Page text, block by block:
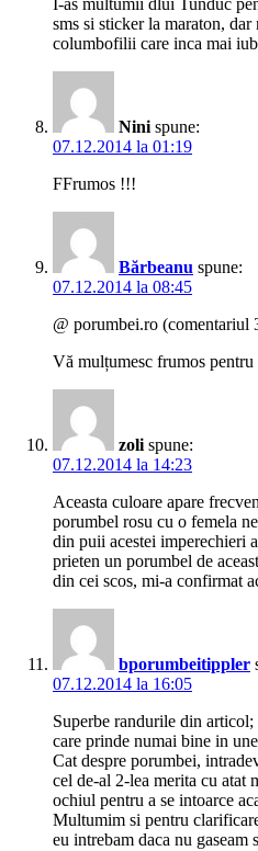
I-as multumii dlui Tunduc
sms si sticker la maraton,
columbofilii care inca mai
Nini spune:
07.12.2014 la 01:19
FFrumos !!!
Bărbeanu spune:
07.12.2014 la 08:45
@ porumbei.ro (comentariul
Vă mulțumesc frumos pentru
zoli spune:
07.12.2014 la 14:23
Aceasta culoare apare
porumbel rosu cu o femela
din puii acestei imperechieri
prieten un porumbel de
din cei scos, mi-a confirmat
bporumbeitippler
07.12.2014 la 16:05
Superbe randurile din
care prinde numai bine in
Cat despre porumbei,
cel de-al 2-lea merita cu atat
ochiul pentru a se intoarce
Multumim si pentru
eu intrebam daca nu gaseam